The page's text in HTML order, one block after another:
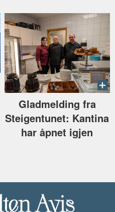
Gladmelding fra
Steigentunet: Kantina
har åpnet igjen